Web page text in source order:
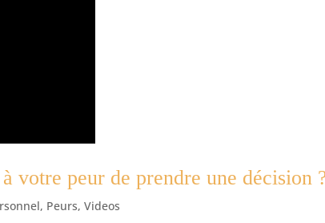
votre peur de prendre une décision
, Peurs,Videos